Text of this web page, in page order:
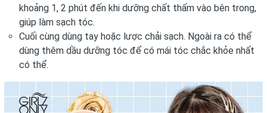
khoảng 1, 2 phút đến khi dưỡng chất thấm vào bên trong,
giúp làm sạch tóc.
Cuối cùng dùng tay hoặc lược chải sạch. Ngoài ra có thể
dùng thêm dầu dưỡng tóc để có mái tóc chắc khỏe nhất
có thể.